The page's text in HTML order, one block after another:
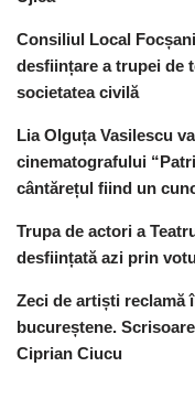
Consiliul Local
desființare a trupei de
societatea civilă
Lia Olguța Vasilescu
cinematografului
cântărețul fiind un
Trupa de actori a
desființată azi prin
Zeci de artiști reclamă
bucureștene.
Ciprian Ciucu